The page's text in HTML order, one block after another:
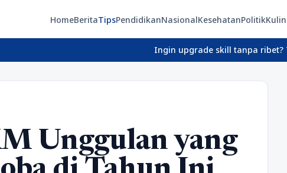
HomeBeritaTipsPendidikanNasionalKesehatanPolitik
Ingin upgrade skill tanpa ribet?
Unggulan yang